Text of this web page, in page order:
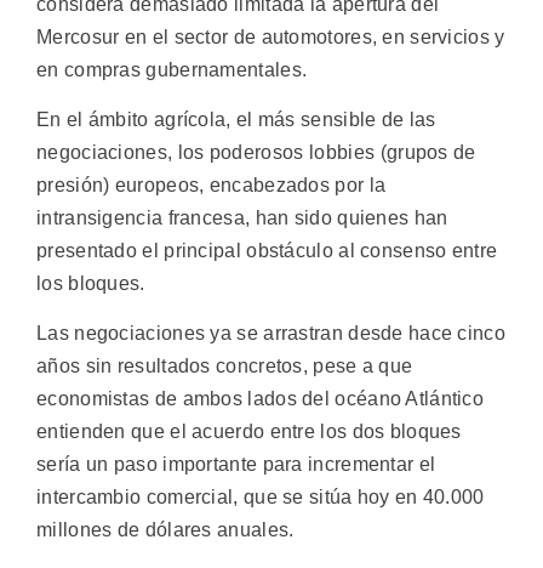
Mercosur en el sector de automotores, en servicios y
en compras gubernamentales.
En el ámbito agrícola, el más sensible de las
negociaciones, los poderosos lobbies (grupos de
presión) europeos, encabezados por la
intransigencia francesa, han sido quienes han
presentado el principal obstáculo al consenso entre
los bloques.
Las negociaciones ya se arrastran desde hace cinco
años sin resultados concretos, pese a que
economistas de ambos lados del océano Atlántico
entienden que el acuerdo entre los dos bloques
sería un paso importante para incrementar el
intercambio comercial, que se sitúa hoy en 40.000
millones de dólares anuales.